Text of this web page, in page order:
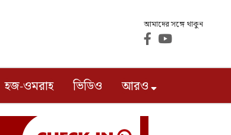
আমাদের সঙ্গে থাকুন
হজ-ওমরাহ ভিডিও আরও